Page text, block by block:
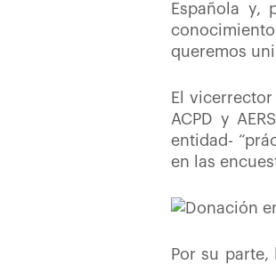
Española y,
queremos
El
ACPD y
entidad-
en las
Por su